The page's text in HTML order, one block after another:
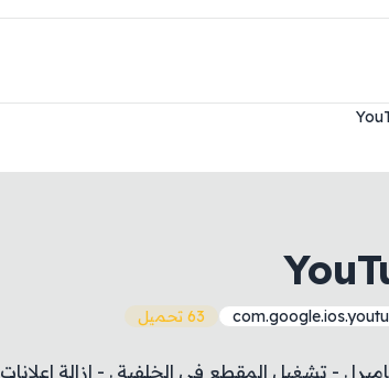
63 تحميل
. - تشغيل المقطع في الخلفية . - إزالة إعلانات